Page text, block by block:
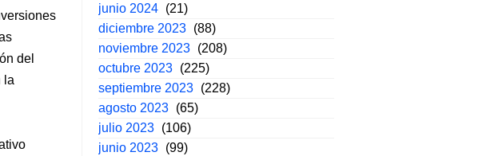
del
la
junio 2024 (21)
diciembre 2023 (88)
noviembre 2023 (208)
octubre 2023 (225)
septiembre 2023 (228)
agosto 2023 (65)
julio 2023 (106)
junio 2023 (99)